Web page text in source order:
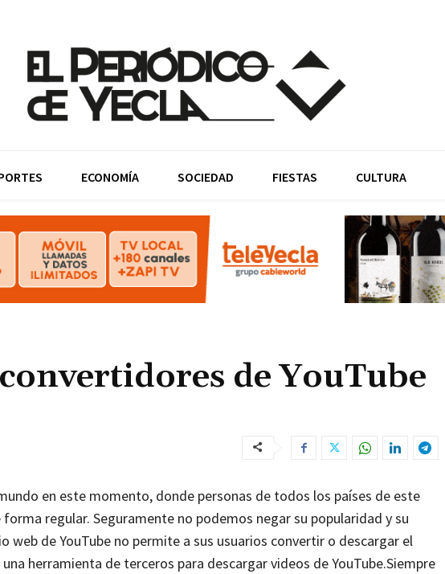
ECONOMÍA SOCIEDAD FIESTAS CULTURA
de YouTube
en este momento, donde personas de todos los países de este
regular. Seguramente no podemos negar su popularidad y su
web de YouTube no permite a sus usuarios convertir o descargar el
herramienta de terceros para descargar videos de YouTube.Siempre